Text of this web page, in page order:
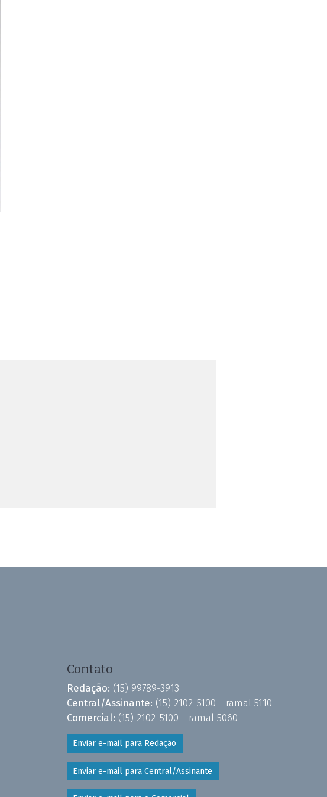
Contato
Redação: (15) 99789-3913
Central/Assinante: (15) 2102-5100 - ramal 5110
Comercial: (15) 2102-5100 - ramal 5060
Enviar e-mail para Redação
Enviar e-mail para Central/Assinante